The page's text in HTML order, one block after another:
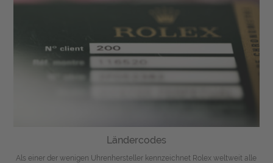
Ländercodes
Als einer der wenigen Uhrenhersteller kennzeichnet Rolex weltweit alle